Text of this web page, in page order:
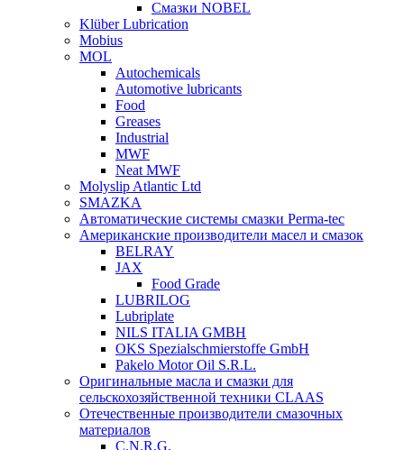
Смазки NOBEL
Klüber Lubrication
Mobius
MOL
Autochemicals
Automotive lubricants
Food
Greases
Industrial
MWF
Neat MWF
Molyslip Atlantic Ltd
SMAZKA
Автоматические системы смазки Perma-tec
Американские производители масел и смазок
BELRAY
JAX
Food Grade
LUBRILOG
Lubriplate
NILS ITALIA GMBH
OKS Spezialschmierstoffe GmbH
Pakelo Motor Oil S.R.L.
Оригинальные масла и смазки для
сельскохозяйственной техники CLAAS
Отечественные производители смазочных
материалов
C.N.R.G.